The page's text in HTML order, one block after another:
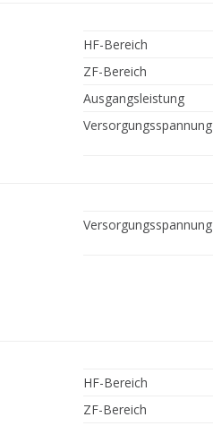
HF-Bereich
ZF-Bereich
Ausgangsleistung
Versorgungsspannung
Versorgungsspannung
HF-Bereich
ZF-Bereich